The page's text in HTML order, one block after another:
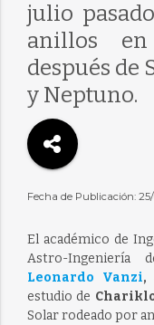
julio
anillos
después de
y Neptuno.
Fecha de Publicación: 25/
El académico de
Astro-Ingeniería
Leonardo Vanzi,
estudio de
Solar rodeado por